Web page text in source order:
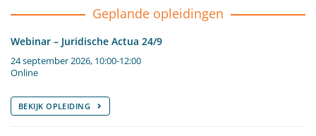
Geplande opleidingen
Webinar – Juridische Actua 24/9
24 september 2026, 10:00-12:00
Online
BEKIJK OPLEIDING